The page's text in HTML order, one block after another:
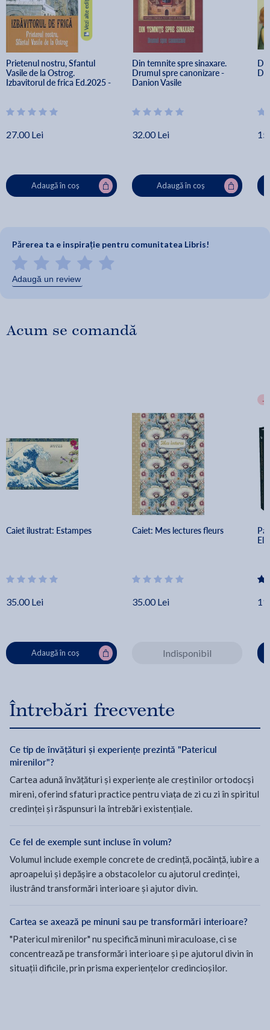
Prietenul nostru, Sfantul
Vasile de la Ostrog.
Izbavitorul de frica Ed.2025 -
27.00 Lei
Adaugă în coș
Din temnite spre sinaxare.
Drumul spre canonizare -
Danion Vasile
32.00 Lei
Adaugă în coș
Părerea ta e inspirație pentru comunitatea Libris!
Adaugă un review
Acum se comandă
Caiet ilustrat: Estampes
35.00 Lei
Adaugă în coș
Caiet: Mes lectures fleurs
35.00 Lei
Indisponibil
-
Întrebări frecvente
Ce tip de învățături și experiențe prezintă "Patericul
mirenilor"?
Cartea adună învățături și experiențe ale creștinilor ortodocși
mireni, oferind sfaturi practice pentru viața de zi cu zi în spiritul
credinței și răspunsuri la întrebări existențiale.
Ce fel de exemple sunt incluse în volum?
Volumul include exemple concrete de credință, pocăință, iubire a
aproapelui și depășire a obstacolelor cu ajutorul credinței,
ilustrând transformări interioare și ajutor divin.
Cartea se axează pe minuni sau pe transformări interioare?
"Patericul mirenilor" nu specifică minuni miraculoase, ci se
concentrează pe transformări interioare și pe ajutorul divin în
situații dificile, prin prisma experiențelor credincioșilor.